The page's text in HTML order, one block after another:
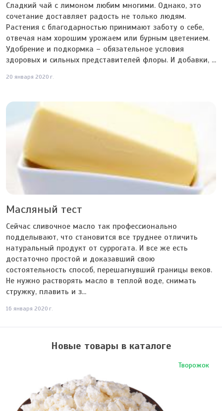
Сладкий чай с лимоном любим многими. Однако, это
сочетание доставляет радость не только людям.
Растения с благодарностью принимают заботу о себе,
отвечая нам хорошим урожаем или бурным цветением.
Удобрение и подкормка – обязательное условия
здоровых и сильных представителей флоры. И добавки, ...
20 января 2020 г.
Масляный тест
Сейчас сливочное масло так профессионально
подделывают, что становится все труднее отличить
натуральный продукт от суррогата. И все же есть
достаточно простой и доказавший свою
состоятельность способ, перешагнувший границы веков.
Не нужно растворять масло в теплой воде, снимать
стружку, плавить и з...
16 января 2020 г.
Новые товары в каталоге
Творожок